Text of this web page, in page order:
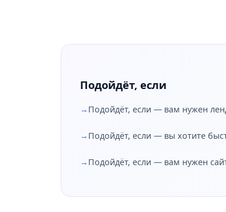
Подойдёт, если
Подойдёт, если — вам нужен
Подойдёт, если — вы хотите
Подойдёт, если — вам нужен